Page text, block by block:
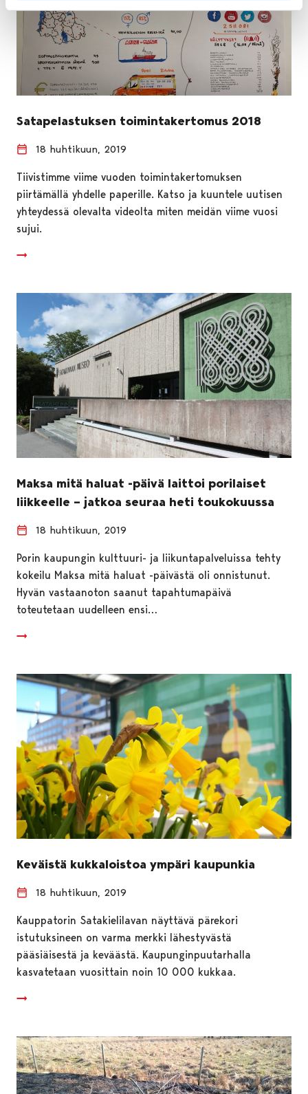
Satapelastuksen toimintakertomus 2018
18 huhtikuun, 2019
Tiivistimme viime vuoden toimintakertomuksen
piirtämällä yhdelle paperille. Katso ja kuuntele uutisen
yhteydessä olevalta videolta miten meidän viime vuosi
sujui.
Maksa mitä haluat -päivä laittoi porilaiset
liikkeelle – jatkoa seuraa heti toukokuussa
18 huhtikuun, 2019
Porin kaupungin kulttuuri- ja liikuntapalveluissa tehty
kokeilu Maksa mitä haluat -päivästä oli onnistunut.
Hyvän vastaanoton saanut tapahtumapäivä
toteutetaan uudelleen ensi…
Keväistä kukkaloistoa ympäri kaupunkia
18 huhtikuun, 2019
Kauppatorin Satakielilavan näyttävä pärekori
istutuksineen on varma merkki lähestyvästä
pääsiäisestä ja keväästä. Kaupunginpuutarhalla
kasvatetaan vuosittain noin 10 000 kukkaa.